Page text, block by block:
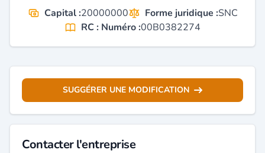
Capital :20000000 Forme juridique :SNC
RC : Numéro :00B0382274
SUGGÉRER UNE MODIFICATION
Contacter l'entreprise